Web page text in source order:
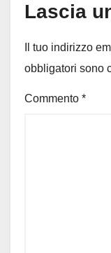
Lascia
Il tuo indirizzo
obbligatori sono
Commento *